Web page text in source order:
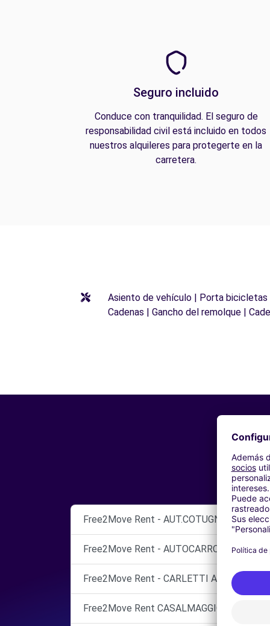
Seguro incluido
Conduce con tranquilidad. El seguro de
responsabilidad civil está incluido en todos
nuestros alquileres para protegerte en la
carretera.
Asiento de vehículo | Porta bicicletas
Cadenas | Gancho del remolque |
Free2Move Rent - AUT.COTUGNO SNC DI
Free2Move Rent - AUTOCARROZZERIA
Free2Move Rent - CARLETTI AUTO SRL -
Free2Move Rent CASALMAGGIORE (CR)